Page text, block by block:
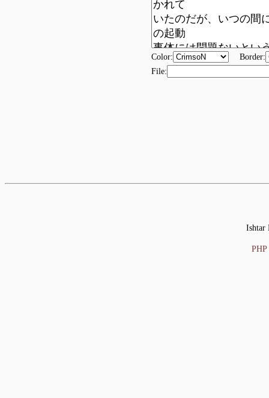
Color:
Border:
File:
Ishtar